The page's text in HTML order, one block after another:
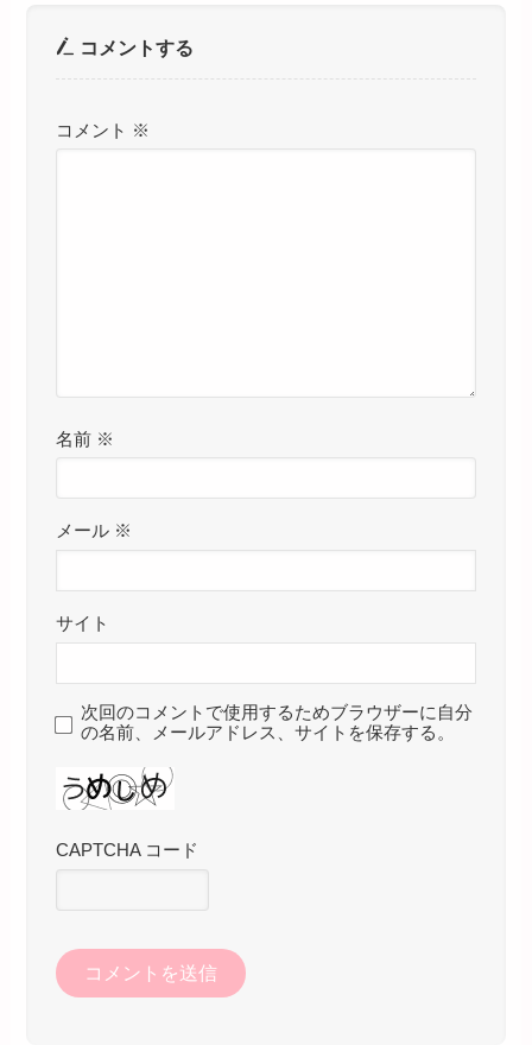
コメントする
コメント ※
名前 ※
メール ※
サイト
次回のコメントで使用するためブラウザーに自分
の名前、メールアドレス、サイトを保存する。
CAPTCHA コード